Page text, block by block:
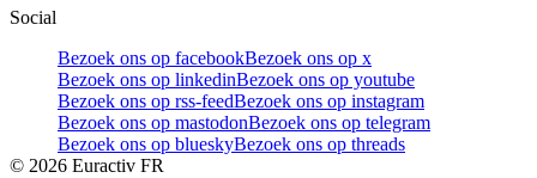
Social
Bezoek ons op facebookBezoek ons op x
Bezoek ons op linkedinBezoek ons op youtube
Bezoek ons op rss-feedBezoek ons op instagram
Bezoek ons op mastodonBezoek ons op telegram
Bezoek ons op blueskyBezoek ons op threads
© 2026 Euractiv FR